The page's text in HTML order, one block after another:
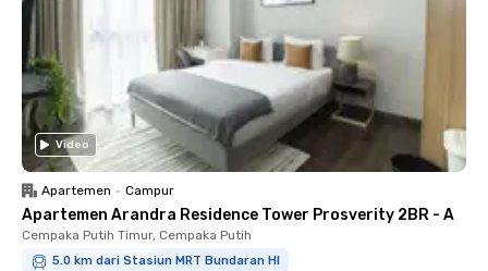
Video
Apartemen • Campur
Apartemen Arandra Residence Tower Prosverity 2BR - A
Cempaka Putih Timur, Cempaka Putih
5.0 km dari Stasiun MRT Bundaran HI